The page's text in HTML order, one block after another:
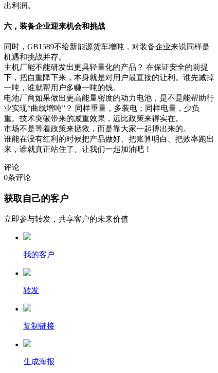
出利润。
六，装备企业迎来机会和挑战
同时，GB1589不给新能源货车增吨，对装备企业来说同样是
机遇和挑战并存。
主机厂能不能研发出更具轻量化的产品？ 在保证安全的前提
下，把自重降下来，本身就是对用户最直接的让利。谁先减掉
一吨，谁就帮用户多赚一吨的钱。
电池厂商如果做出更高能量密度的动力电池，是不是能帮助行
业实现“曲线增吨”？ 同样重量，多装电；同样电量，少负
重。技术突破带来的减重效果，远比政策来得实在。
市场不是等着政策来拯救，而是靠大家一起搏出来的。
谁能在没有红利的时候把产品做好、把账算明白、把效率跑出
来，谁就真正站住了。让我们一起加油吧！
评论
0条评论
获取自己的客户
立即参与转发，共享客户的未来价值
我的客户
转发
复制链接
生成海报